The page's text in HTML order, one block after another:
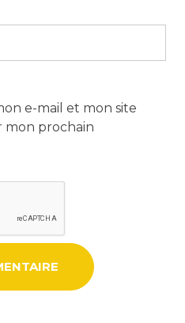
e-mail et mon site
mon prochain